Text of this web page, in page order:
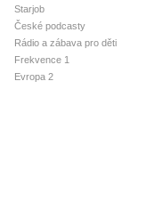
Starjob
České podcasty
Rádio a zábava pro děti
Frekvence 1
Evropa 2